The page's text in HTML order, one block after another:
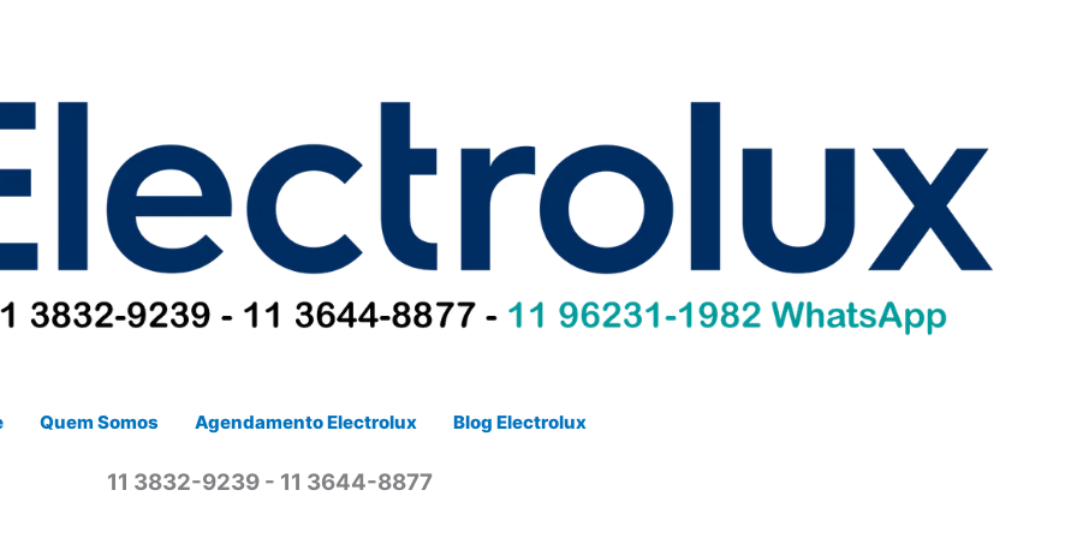
Quem Somos Agendamento Electrolux Blog Electrolux
11 3832-9239 - 11 3644-8877